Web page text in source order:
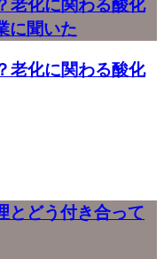
に聞いた
老化に関わる酸化
とどう付き合って